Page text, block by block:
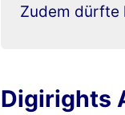
Zudem dürfte
Digirights